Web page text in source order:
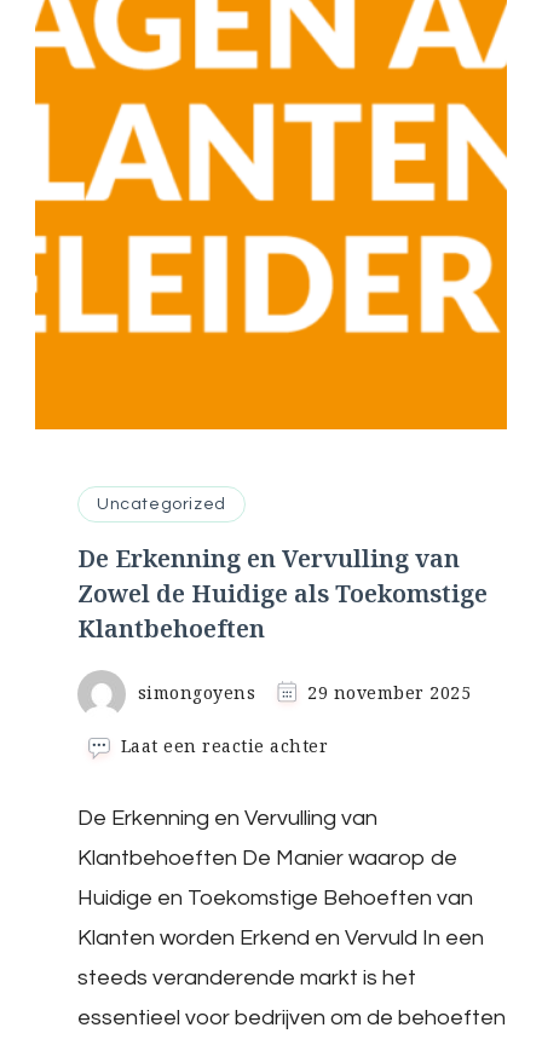
Uncategorized
De Erkenning en Vervulling van
Zowel de Huidige als Toekomstige
Klantbehoeften
simongoyens 29 november 2025
Laat een reactie achter
en
van
Zowel
Huidige
als
Klantbehoeften
De Erkenning en Vervulling van
Klantbehoeften De Manier waarop de
Huidige en Toekomstige Behoeften van
Klanten worden Erkend en Vervuld In een
steeds veranderende markt is het
essentieel voor bedrijven om de behoeften